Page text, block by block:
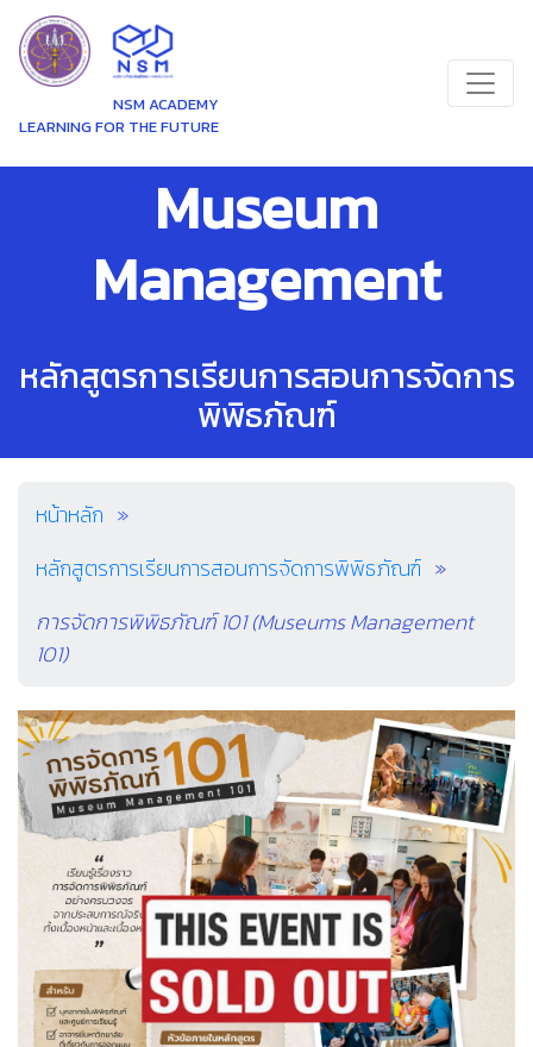
NSM ACADEMY
LEARNING FOR THE FUTURE
Museum
Management
หลักสูตรการเรียนการสอนการจัดการ
พิพิธภัณฑ์
หน้าหลัก
หลักสูตรการเรียนการสอนการจัดการพิพิธภัณฑ์
การจัดการพิพิธภัณฑ์ 101 (Museums Management
101)